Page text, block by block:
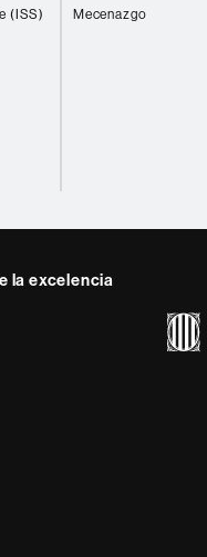
(ISS)
Mecenazgo
la excelencia
calidad y excelencia,
por la